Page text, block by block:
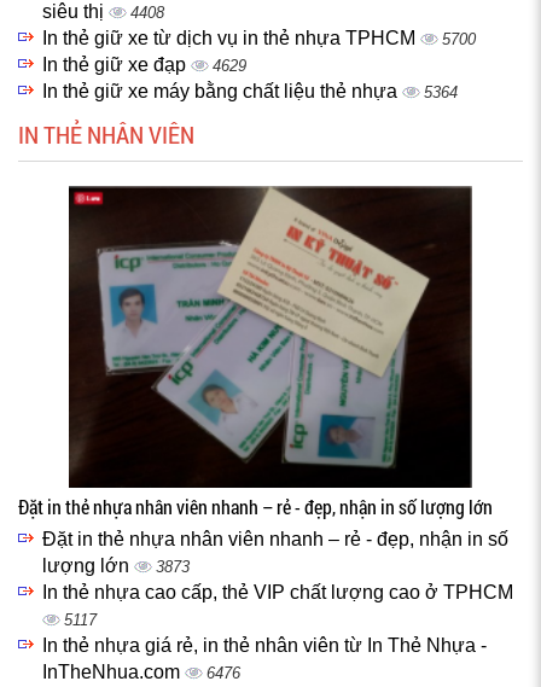
siêu thị
4408
In thẻ giữ xe từ dịch vụ in thẻ nhựa TPHCM 5700
In thẻ giữ xe đạp 4629
In thẻ giữ xe máy bằng chất liệu thẻ nhựa 5364
IN THẺ NHÂN VIÊN
Đặt in thẻ nhựa nhân viên nhanh – rẻ - đẹp, nhận in số lượng lớn
Đặt in thẻ nhựa nhân viên nhanh – rẻ - đẹp, nhận in số
lượng lớn
3873
In thẻ nhựa cao cấp, thẻ VIP chất lượng cao ở TPHCM
5117
In thẻ nhựa giá rẻ, in thẻ nhân viên từ In Thẻ Nhựa -
InTheNhua.com
6476